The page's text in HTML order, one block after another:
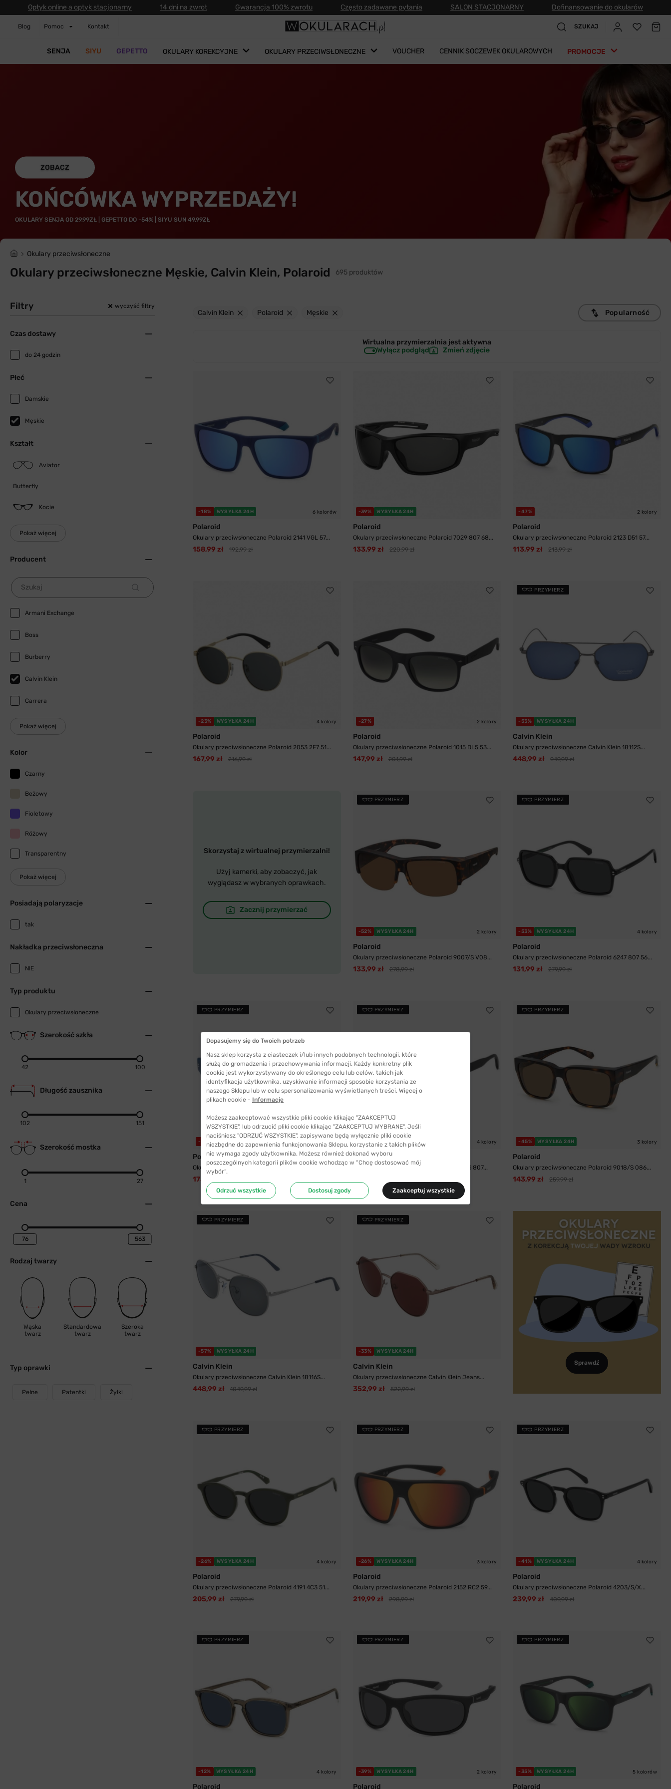
Optyk online a optyk stacjonarny 14 dni na zwrot Gwarancja 100% zwrotu Często zadawane pytania SALON STACJONARNY Dofinansowanie do okularów
Blog Pomoc Kontakt SZUKAJ
SENJA SIYU GEPETTO OKULARY KOREKCYJNE OKULARY PRZECIWSŁONECZNE VOUCHER CENNIK SOCZEWEK OKULAROWYCH PROMOCJE
ZOBACZ
KOŃCÓWKA WYPRZEDAŻY!
OKULARY SENJA OD 29,99ZŁ | GEPETTO DO -54% | SIYU SUN 49,99ZŁ
Okulary przeciwsłoneczne
Okulary przeciwsłoneczne Męskie, Calvin Klein, Polaroid 695 produktów
Filtry wyczyść filtry
Czas dostawy
do 24 godzin
Płeć
Damskie
Męskie
Kształt
Aviator
Butterfly
Kocie
Pokaż więcej
Producent
Szukaj
Armani Exchange
Boss
Burberry
Calvin Klein
Carrera
Pokaż więcej
Kolor
Czarny
Beżowy
Fioletowy
Różowy
Transparentny
Pokaż więcej
Posiadają polaryzacje
tak
Nakładka przeciwsłoneczna
NIE
Typ produktu
Okulary przeciwsłoneczne
Szerokość szkła
42 100
Długość zausznika
102 151
Szerokość mostka
1 27
Cena
Rodzaj twarzy
Wąska
twarz
Standardowa
twarz
Szeroka
twarz
Typ oprawki
Pełne Patentki Żyłki
Calvin Klein Polaroid Męskie Popularność
Wirtualna przymierzalnia jestaktywna
Wyłącz podgląd
Zmień zdjęcie
-18% WYSYŁKA 24H 6 kolorów
Polaroid
Okulary przeciwsłoneczne Polaroid 2141 VGL 57...
158,99 zł 192,99 zł
-39% WYSYŁKA 24H
Polaroid
Okulary przeciwsłoneczne Polaroid 7029 807 68...
133,99 zł 220,99 zł
-47% 2 kolory
Polaroid
Okulary przeciwsłoneczne Polaroid 2123 D51 57...
113,99 zł 213,99 zł
-23% WYSYŁKA 24H 4 kolory
Polaroid
Okulary przeciwsłoneczne Polaroid 2053 2F7 51...
167,99 zł 216,99 zł
-27% 2 kolory
Polaroid
Okulary przeciwsłoneczne Polaroid 1015 DL5 53...
147,99 zł 201,99 zł
PRZYMIERZ
-53% WYSYŁKA 24H
Calvin Klein
Okulary przeciwsłoneczne Calvin Klein 18112S...
448,99 zł 949,99 zł
Skorzystaj z wirtualnej przymierzalni!
Użyj kamerki, aby zobaczyć, jak
wyglądasz w wybranych oprawkach.
Zacznij przymierzać
PRZYMIERZ
-52% WYSYŁKA 24H 2 kolory
Polaroid
Okulary przeciwsłoneczne Polaroid 9007/S V08...
133,99 zł 278,99 zł
PRZYMIERZ
-53% WYSYŁKA 24H 4 kolory
Polaroid
Okulary przeciwsłoneczne Polaroid 6247 807 56...
131,99 zł 279,99 zł
PRZYMIERZ
-49% WYSYŁKA 24H 4 kolory
Polaroid
Okulary przeciwsłoneczne Polaroid 6238/S/X...
173,99 zł
PRZYMIERZ
-26% WYSYŁKA 24H 4 kolory
Polaroid
Okulary przeciwsłoneczne Polaroid 6206S 807...
PRZYMIERZ
-45% WYSYŁKA 24H 3 kolory
Polaroid
Okulary przeciwsłoneczne Polaroid 9018/S 086...
143,99 zł 259,99 zł
PRZYMIERZ
-57% WYSYŁKA 24H
Calvin Klein
Okulary przeciwsłoneczne Calvin Klein 18116S...
448,99 zł 1049,99 zł
PRZYMIERZ
-33% WYSYŁKA 24H
Calvin Klein
Okulary przeciwsłoneczne Calvin Klein Jeans...
352,99 zł 522,99 zł
Sprawdź
PRZYMIERZ
-26% WYSYŁKA 24H 4 kolory
Polaroid
Okulary przeciwsłoneczne Polaroid 4191 4C3 51...
205,99 zł 279,99 zł
PRZYMIERZ
-26% WYSYŁKA 24H 3 kolory
Polaroid
Okulary przeciwsłoneczne Polaroid 2152 RC2 59...
219,99 zł 298,99 zł
PRZYMIERZ
-41% WYSYŁKA 24H 4 kolory
Polaroid
Okulary przeciwsłoneczne Polaroid 4203/S/X...
239,99 zł 409,99 zł
PRZYMIERZ
-12% WYSYŁKA 24H 4 kolory
Polaroid
PRZYMIERZ
-39% WYSYŁKA 24H 2 kolory
Polaroid
PRZYMIERZ
-35% WYSYŁKA 24H 5 kolorów
Polaroid
Dopasujemy się do Twoich potrzeb
Nasz sklep korzysta z ciasteczek i/lub innych podobnych technologii, które
służą do gromadzenia i przechowywania informacji. Każdy konkretny plik
cookie jest wykorzystywany do określonego celu lub celów, takich jak
identyfikacja użytkownika, uzyskiwanie informacji sposobie korzystania ze
naszego Sklepu lub w celu spersonalizowania wyświetlanych treści. Więcej o
plikach cookie - Informacje
Możesz zaakceptować wszystkie pliki cookie klikając "ZAAKCEPTUJ
WSZYSTKIE", lub odrzucić pliki cookie klikając "ZAAKCEPTUJ WYBRANE". Jeśli
naciśniesz "ODRZUĆ WSZYSTKIE", zapisywane będą wyłącznie pliki cookie
niezbędne do zapewnienia funkcjonowania Sklepu, korzystanie z takich plików
nie wymaga zgody użytkownika. Możesz również dokonać wyboru
poszczególnych kategorii plików cookie wchodząc w “Chcę dostosować mój
wybór”.
Odrzuć wszystkie Dostosuj zgody Zaakceptuj wszystkie